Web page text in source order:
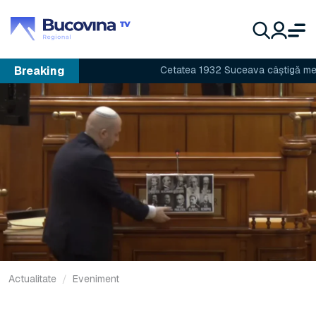
Breaking Cetatea 1932 Suceava câștigă meciul
Actualitate Eveniment